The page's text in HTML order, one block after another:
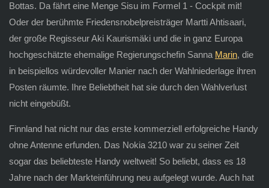
Bottas. Da fährt eine Menge Sisu im Formel 1 - Cockpit mit!
Oder der berühmte Friedensnobelpreisträger Martti Ahtisaari,
der große Regisseur Aki Kaurismäki und die in ganz Europa
hochgeschätzte ehemalige Regierungschefin Sanna Marin, die
in beispiellos würdevoller Manier nach der Wahlniederlage ihren
Posten räumte. Ihre Beliebtheit hat sie durch den Wahlverlust
nicht eingebüßt.
Finnland hat nicht nur das erste kommerziell erfolgreiche Handy
ohne Antenne erfunden. Das Nokia 3210 war zu seiner Zeit
sogar das beliebteste Handy weltweit! So beliebt, dass es 18
Jahre nach der Markteinführung neu aufgelegt wurde. Auch hat